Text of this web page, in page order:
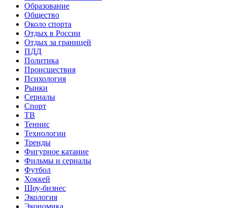
Образование
Общество
Около спорта
Отдых в России
Отдых за границей
ПДД
Политика
Происшествия
Психология
Рынки
Сериалы
Спорт
ТВ
Теннис
Технологии
Тренды
Фигурное катание
Фильмы и сериалы
Футбол
Хоккей
Шоу-бизнес
Экология
Экономика